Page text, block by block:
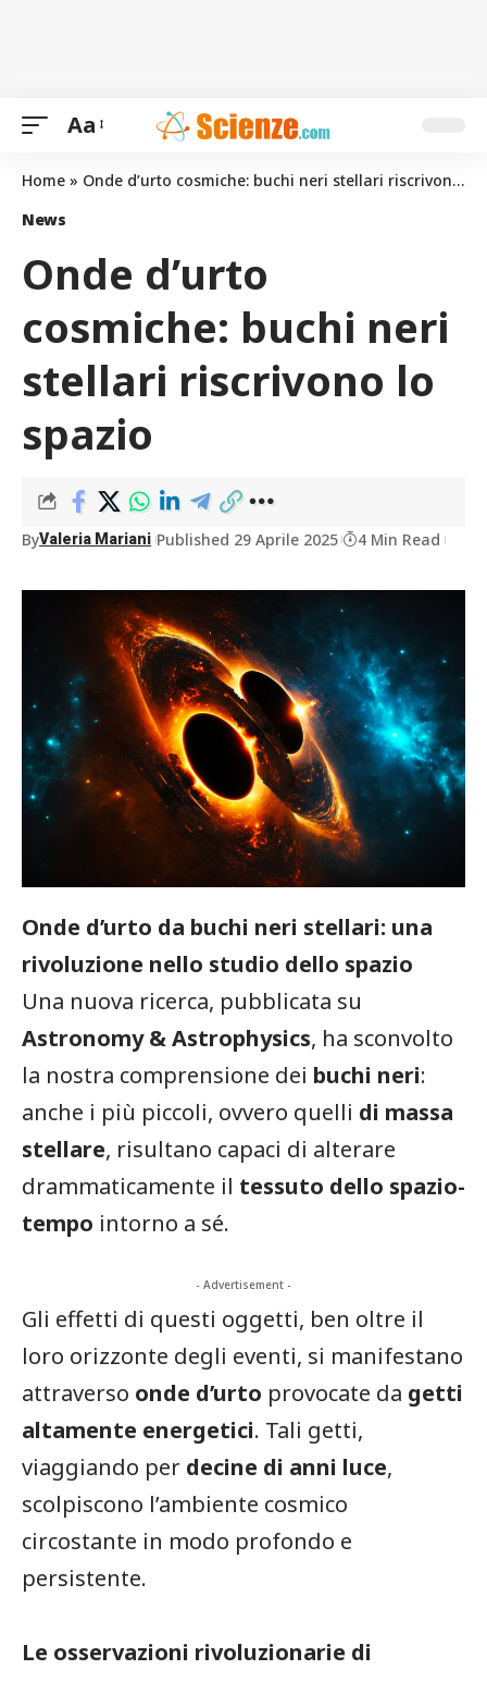
Aa
Home » Onde d’urto cosmiche: buchi neri stellari riscrivono lo spazio
News
Onde d’urto
cosmiche: buchi neri
stellari riscrivono lo
spazio
ByValeria Mariani Published 29 Aprile 2025 4 Min Read
Onde d’urto da buchi neri stellari: una
rivoluzione nello studio dello spazio
Una nuova ricerca, pubblicata su
Astronomy & Astrophysics, ha sconvolto
la nostra comprensione dei buchi neri:
anche i più piccoli, ovvero quelli di massa
stellare, risultano capaci di alterare
drammaticamente il tessuto dello spazio-
tempo intorno a sé.
- Advertisement -
Gli effetti di questi oggetti, ben oltre il
loro orizzonte degli eventi, si manifestano
attraverso onde d’urto provocate da getti
altamente energetici. Tali getti,
viaggiando per decine di anni luce,
scolpiscono l’ambiente cosmico
circostante in modo profondo e
persistente.
Le osservazioni rivoluzionarie di